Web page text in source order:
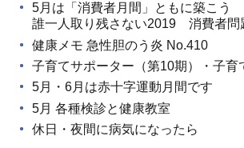
5月は「消費者月間」ともに築こう
誰一人取り残さない2019 消費者問
健康メモ 急性胆のう炎 No.410
子育てサポーター（第10期）・子育
5月・6月は赤十字運動月間です
5月 各種検診と健康教室
休日・夜間に病気になったら